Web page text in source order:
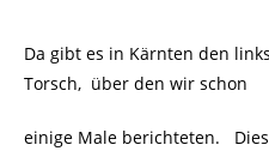
Da gibt es in Kärnten den
Torsch, über den wir schon
einige Male berichteten.